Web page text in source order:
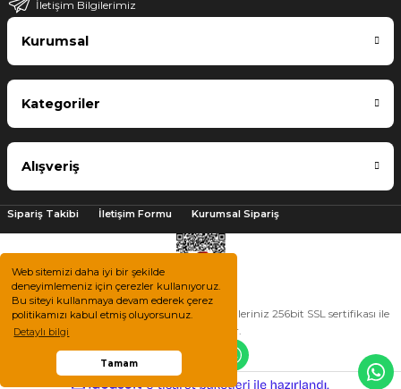
Web sitemizi daha iyi bir şekilde
deneyimlemeniz için çerezler kullanıyoruz.
Bu siteyi kullanmaya devam ederek çerez
politikamızı kabul etmiş oluyorsunuz.
Detaylı bilgi
Tamam
İletişim Bilgilerimiz
Kurumsal
Kategoriler
Alışveriş
Sipariş Takibi İletişim Formu Kurumsal Sipariş
2025 © Tüm hakları saklıdır. Kredi kartı bilgileriniz 256bit SSL sertifikası ile
korunmaktadır.
e-